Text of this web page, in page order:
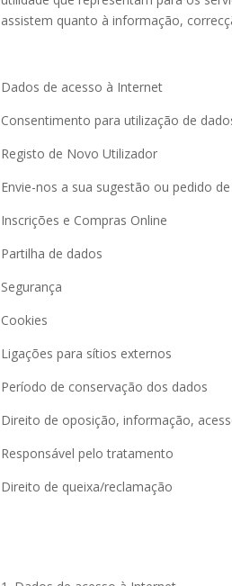
assistem quanto à informação,
Dados de acesso à Internet
Consentimento para utilização de
Registo de Novo Utilizador
Envie-nos a sua sugestão ou pedido
Inscrições e Compras Online
Partilha de dados
Segurança
Cookies
Ligações para sítios externos
Período de conservação dos dados
Direito de oposição, informação,
Responsável pelo tratamento
Direito de queixa/reclamação